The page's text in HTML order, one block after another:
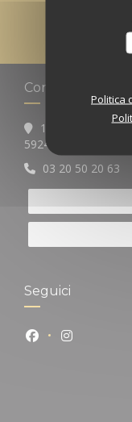
Politica
Contattaci
15 rue Neuve
59249 AUBERS
03 20 50 20 63
Seguici
FacebookInstagram